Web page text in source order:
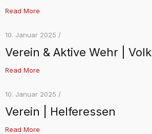
Read More
10. Januar 2025 /
Verein & Aktive Wehr |
Read More
10. Januar 2025 /
Verein | Helferessen
Read More